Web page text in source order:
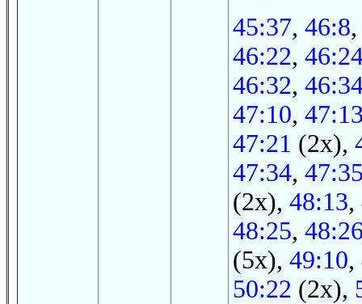
45:37, 46:8
46:22,
46:32,
47:10,
47:21 (2x),
47:34,
(2x), 48:13,
48:25,
(5x), 49:10,
50:22 (2x),